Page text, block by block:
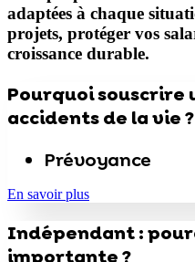
adaptées à chaque
projets, protéger vos
croissance durable.
Pourquoi souscrire
accidents de la vie ?
Prévoyance
En savoir plus
Indépendant :
importante ?